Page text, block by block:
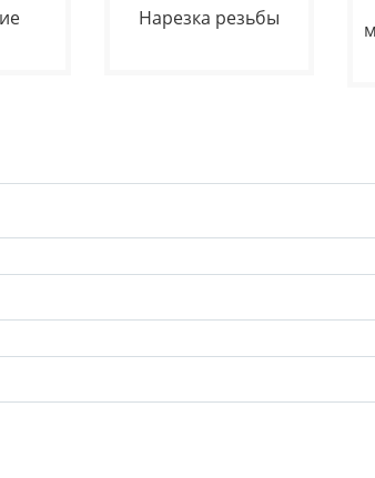
Нарезка резьбы